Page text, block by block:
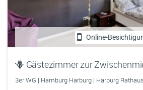
Online-
3er WG | Hamburg Harburg | Harburg